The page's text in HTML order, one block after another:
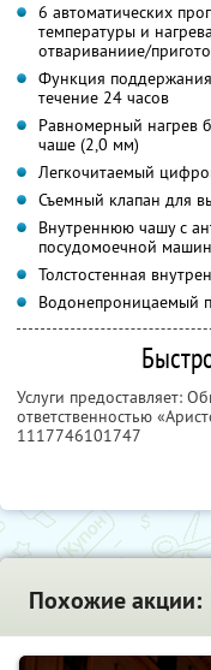
6 автоматических
температуры и
отвариваниие/
Функция поддержания
течение 24 часов
Равномерный нагрев
чаше (2,0 мм)
Легкочитаемый
Съемный клапан для
Внутреннюю чашу с
посудомоечной
Толстостенная
Водонепроницаемый
Услуги предоставляет:
ответственностью
1117746101747
Похожие акции: